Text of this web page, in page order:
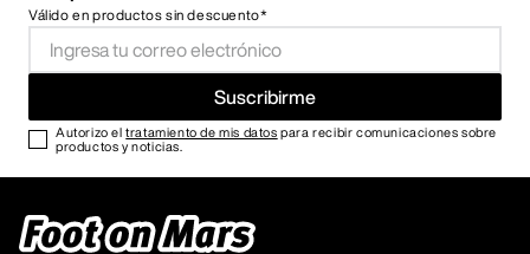
Válido en productos sin descuento*
Suscribirme
Autorizo eltratamiento de mis datos para recibir comunicaciones sobre
productos y noticias.